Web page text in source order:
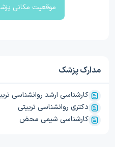
موقعیت مکانی
مدارک پزشک
کارشناسی ارشد روانشناسی
دکتری روانشناسی تربیتی
کارشناسی شیمی محض